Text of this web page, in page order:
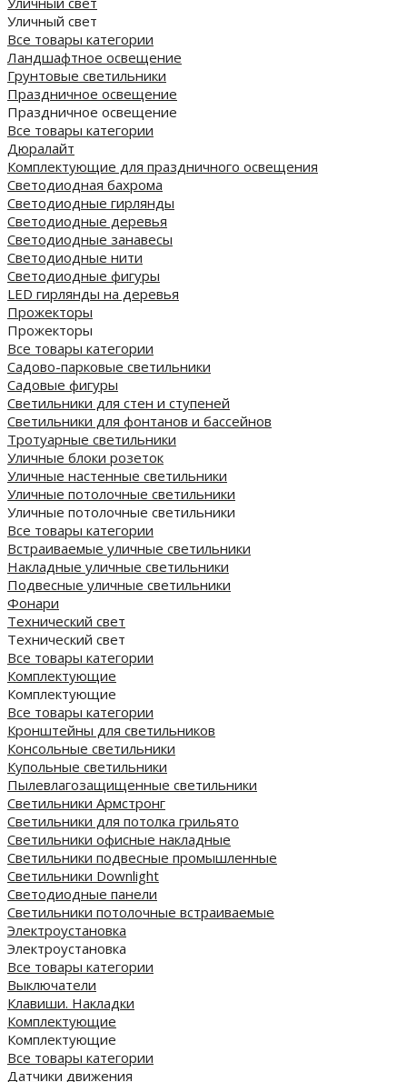
Уличный свет
Все товары категории
Ландшафтное освещение
Грунтовые светильники
Праздничное освещение
Праздничное освещение
Все товары категории
Дюралайт
Комплектующие для праздничного освещения
Светодиодная бахрома
Светодиодные гирлянды
Светодиодные деревья
Светодиодные занавесы
Светодиодные нити
Светодиодные фигуры
LED гирлянды на деревья
Прожекторы
Прожекторы
Все товары категории
Садово-парковые светильники
Садовые фигуры
Светильники для стен и ступеней
Светильники для фонтанов и бассейнов
Тротуарные светильники
Уличные блоки розеток
Уличные настенные светильники
Уличные потолочные светильники
Уличные потолочные светильники
Все товары категории
Встраиваемые уличные светильники
Накладные уличные светильники
Подвесные уличные светильники
Фонари
Технический свет
Технический свет
Все товары категории
Комплектующие
Комплектующие
Все товары категории
Кронштейны для светильников
Консольные светильники
Купольные светильники
Пылевлагозащищенные светильники
Светильники Армстронг
Светильники для потолка грильято
Светильники офисные накладные
Светильники подвесные промышленные
Светильники Downlight
Светодиодные панели
Cветильники потолочные встраиваемые
Электроустановка
Электроустановка
Все товары категории
Выключатели
Клавиши. Накладки
Комплектующие
Комплектующие
Все товары категории
Датчики движения